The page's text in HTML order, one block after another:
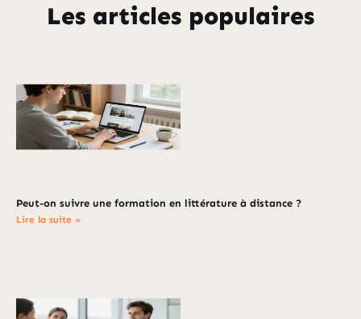
Les articles populaires
Peut-on suivre une formation en littérature à distance ?
Lire la suite »